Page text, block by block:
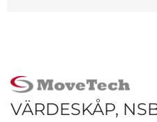
VÄRDESKÅP,